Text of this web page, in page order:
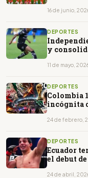
16 de junio,
DEPORTES
y
11 de mayo,
DEPORTES
Colombia
incógnita
24 de febrero,
DEPORTES
Ecuador
el debut
24 de abril,